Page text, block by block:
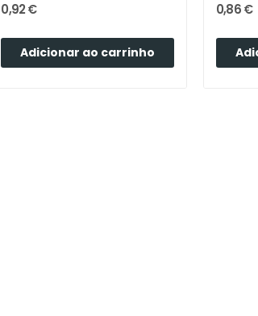
0,92 €
Adicionar ao carrinho
0,86 €